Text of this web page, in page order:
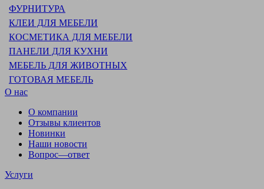
ФУРНИТУРА
КЛЕИ ДЛЯ МЕБЕЛИ
КОСМЕТИКА ДЛЯ МЕБЕЛИ
ПАНЕЛИ ДЛЯ КУХНИ
МЕБЕЛЬ ДЛЯ ЖИВОТНЫХ
ГОТОВАЯ МЕБЕЛЬ
О нас
О компании
Отзывы клиентов
Новинки
Наши новости
Вопрос—ответ
Услуги